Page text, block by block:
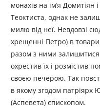
монахів на ім’я Домитіян
Теоктиста, однак не
милю від неї. Невдовзі
хрещенні Петро) в
разом з ними залишитися
охрестив їх і розмістив
своєю печерою. Так
в якому згодом патріярх
(Аспевета) єпископом.